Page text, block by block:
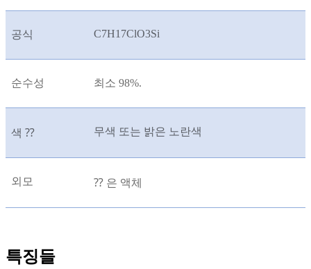
공식 C7H17ClO3Si
순수성 최소 98%.
색 ⁇ 무색 또는 밝은 노란색
외모 ⁇ 은 액체
특징들